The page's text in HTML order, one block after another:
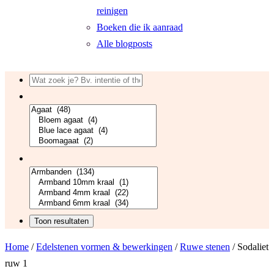
reinigen
Boeken die ik aanraad
Alle blogposts
Home /Edelstenen vormen & bewerkingen /Ruwe stenen / Sodaliet
ruw 1